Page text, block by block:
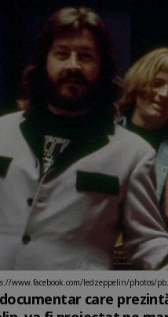
www.facebook.com/ledzeppelin/photos/
care